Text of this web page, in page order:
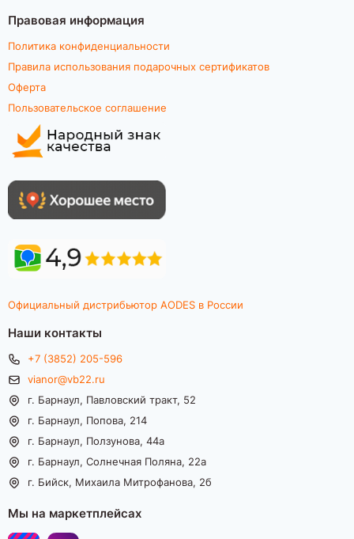
Правовая информация
Политика конфиденциальности
Правила использования подарочных сертификатов
Оферта
Пользовательское соглашение
Официальный дистрибьютор AODES в России
Наши контакты
+7 (3852) 205-596
vianor@vb22.ru
г. Барнаул, Павловский тракт, 52
г. Барнаул, Попова, 214
г. Барнаул, Ползунова, 44а
г. Барнаул, Солнечная Поляна, 22а
г. Бийск, Михаила Митрофанова, 2б
Мы на маркетплейсах